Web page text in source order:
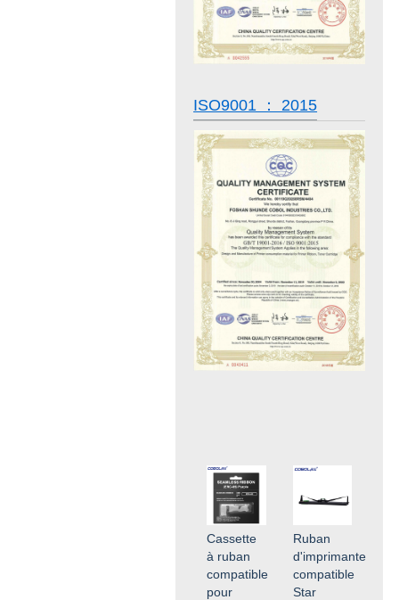
ISO9001 ： 2015
Cassette
à ruban
compatible
pour
Ruban
d'imprimante
compatible
Star